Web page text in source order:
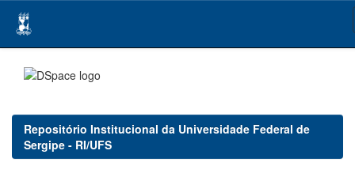
navigation
Repositório Institucional da Universidade Federal de
Sergipe - RI/UFS